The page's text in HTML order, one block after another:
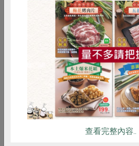
調理方式 清蒸、煮湯、香
注意事項 本品含有魚類，
你可能有興趣
RPET 食譜
雞蛋 食安 共同購
查看完整內容..